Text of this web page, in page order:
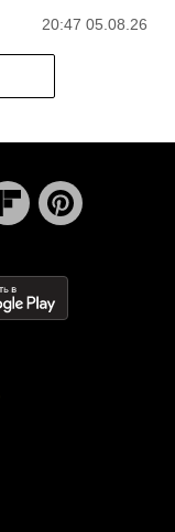
20:47 05.08.26